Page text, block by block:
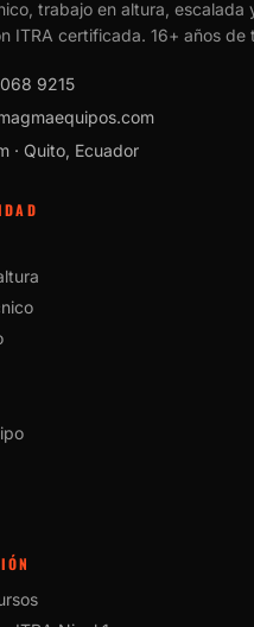
trabajo en altura, escalada
ITRA certificada. 16+ años de
9215
· Quito, Ecuador